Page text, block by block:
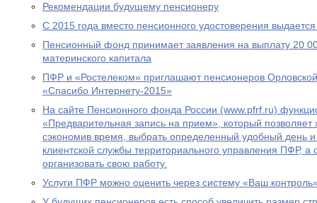
Рекомендации будущему пенсионеру
С 2015 года вместо пенсионного удостоверения выдается
Пенсионный фонд принимает заявления на выплату 20
материнского капитала
ПФР и «Ростелеком» приглашают пенсионеров Орловской
«Спасибо Интернету-2015»
На сайте Пенсионного фонда России (www.pfrf.ru)
«Предварительная запись на прием», который
сэкономив время, выбрать определенный удобный день
клиентской службы территориального управления ПФР,
организовать свою работу.
Услуги ПФР можно оценить через систему «Ваш